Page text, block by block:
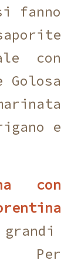
fanno
con
e
con
Per